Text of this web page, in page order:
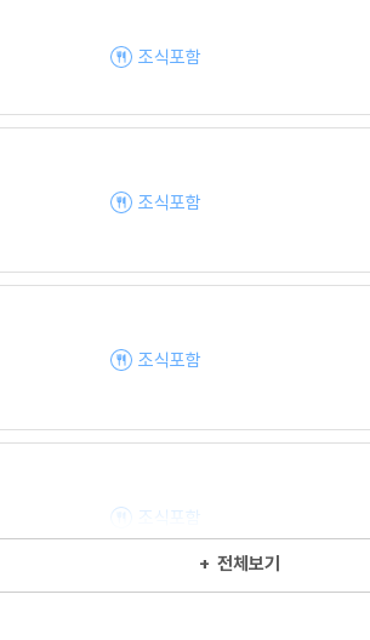
조식포함
조식포함
조식포함
조식포함
+ 전체보기